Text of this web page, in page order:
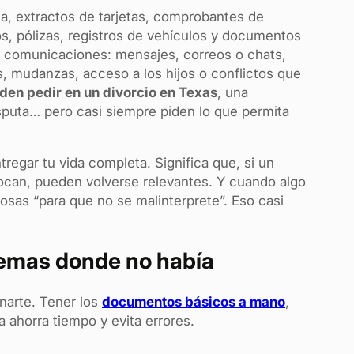
extractos de tarjetas, comprobantes de
pólizas, registros de vehículos y documentos
mensajes, correos o chats,
mudanzas, acceso a los hijos o conflictos que
pedir en un divorcio en Texas, una
pero casi siempre piden lo que permita
tu vida completa. Significa que, si un
pueden volverse relevantes. Y cuando algo
“para que no se malinterprete”. Eso casi
donde no había
Tener los documentos básicos a mano,
ahorra tiempo y evita errores.